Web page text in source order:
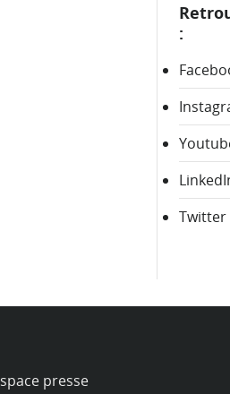
:
Twitter
presse